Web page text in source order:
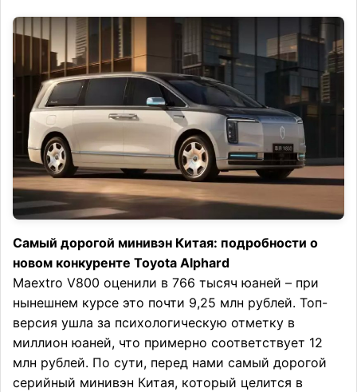
Самый дорогой минивэн Китая: подробности о
новом конкуренте Toyota Alphard
Maextro V800 оценили в 766 тысяч юаней – при
нынешнем курсе это почти 9,25 млн рублей. Топ-
версия ушла за психологическую отметку в
миллион юаней, что примерно соответствует 12
млн рублей. По сути, перед нами самый дорогой
серийный минивэн Китая, который целится в